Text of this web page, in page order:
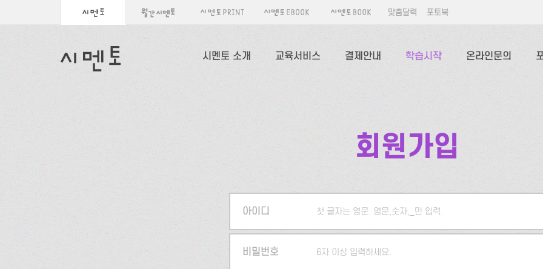
맞춤달력 포토북
시멘토 소개 교육서비스 결제안내 학습시작 온라인문의
회원가입
아이디 첫 글자는 영문. 영문,숫자,_만 입력.
5자 이상 입력하세요.
비밀번호 6자 이상 입력하세요.